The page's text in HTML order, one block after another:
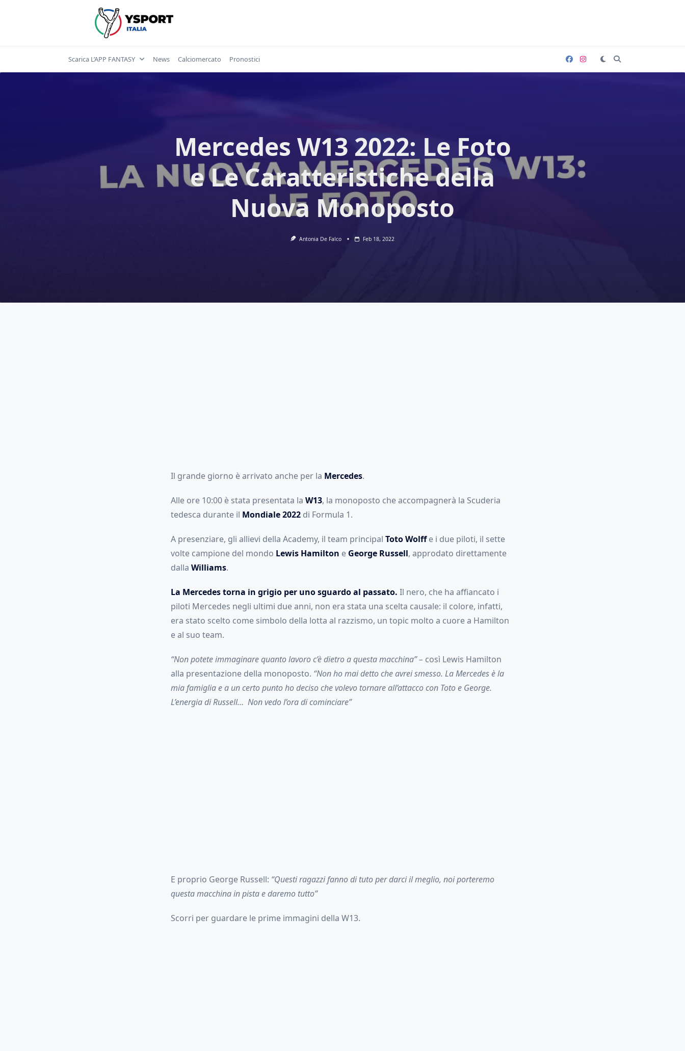
Scarica L’APP FANTASY News Calciomercato Pronostici
Mercedes W13 2022: Le Foto
e Le Caratteristiche della
Nuova Monoposto
Antonia De Falco Feb 18, 2022
Il grande giorno è arrivato anche per la Mercedes.
Alle ore 10:00 è stata presentata la W13, la monoposto che accompagnerà la Scuderia
tedesca durante il Mondiale 2022di Formula 1.
A presenziare, gli allievi della Academy, il team principal Toto Wolffe i due piloti, il sette
volte campione del mondo Lewis Hamilton e George Russell, approdato direttamente
dalla Williams.
La Mercedes torna in grigio per uno sguardo al passato. Il nero, che ha affiancato i
piloti Mercedes negli ultimi due anni, non era stata una scelta causale: il colore, infatti,
era stato scelto come simbolo della lotta al razzismo, un topic molto a cuore a Hamilton
e al suo team.
“Non potete immaginare quanto lavoro c’è dietro a questa macchina” – così Lewis Hamilton
alla presentazione della monoposto. “Non ho mai detto che avrei smesso. La Mercedes è la
mia famiglia e a un certo punto ho deciso che volevo tornare all’attacco con Toto e George.
L’energia di Russell… Non vedo l’ora di cominciare”
E proprio George Russell: “Questi ragazzi fanno di tuto per darci il meglio, noi porteremo
questa macchina in pista e daremo tutto”
Scorri per guardare le prime immagini della W13.